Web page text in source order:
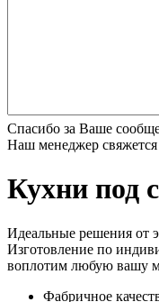
Спасибо за Ваше
Наш менеджер
Кухни под
Идеальные решения от
Изготовление по
воплотим любую вашу
Фабричное